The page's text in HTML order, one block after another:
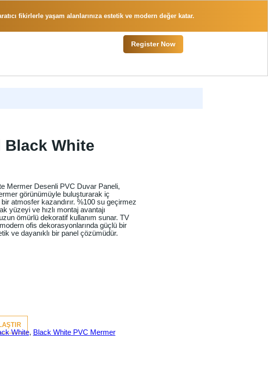
fikirlerle yaşam alanlarınıza estetik ve modern değer katar.
Register Now
Black White
Mermer Desenli PVC Duvar Paneli,
görünümüyle buluşturarak iç
atmosfer kazandırır. %100 su geçirmez
yüzeyi ve hızlı montaj avantajı
ömürlü dekoratif kullanım sunar. TV
ofis dekorasyonlarında güçlü bir
ve dayanıklı bir panel çözümüdür.
White, Black White PVC Mermer